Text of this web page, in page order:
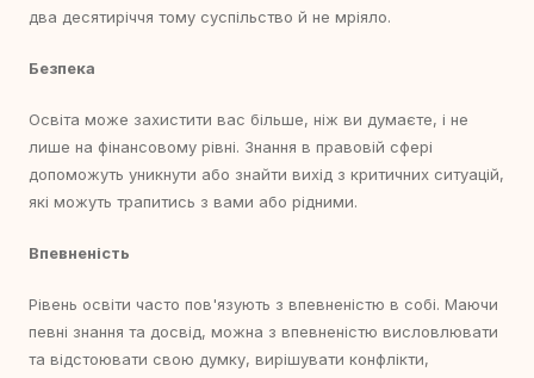
два десятиріччя тому суспільство й не мріяло.
Безпека
Освіта може захистити вас більше, ніж ви думаєте, і не
лише на фінансовому рівні. Знання в правовій сфері
допоможуть уникнути або знайти вихід з критичних ситуацій,
які можуть трапитись з вами або рідними.
Впевненість
Рівень освіти часто пов'язують з впевненістю в собі. Маючи
певні знання та досвід, можна з впевненістю висловлювати
та відстоювати свою думку, вирішувати конфлікти,